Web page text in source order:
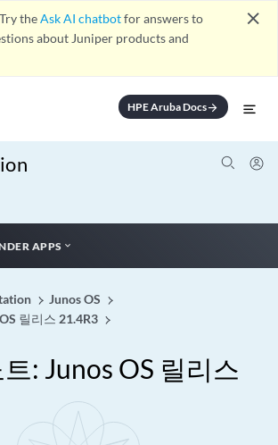
Try theAsk AI chatbotfor answers to
about Juniper products and
close
HPE Aruba Docsarrow_forward
APPS
Junos OS
릴리스 21.4R3
: Junos OS 릴리스